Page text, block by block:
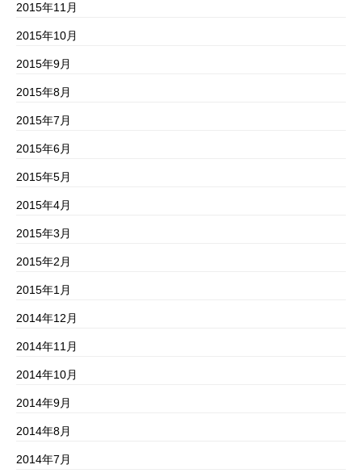
2015年11月
2015年10月
2015年9月
2015年8月
2015年7月
2015年6月
2015年5月
2015年4月
2015年3月
2015年2月
2015年1月
2014年12月
2014年11月
2014年10月
2014年9月
2014年8月
2014年7月